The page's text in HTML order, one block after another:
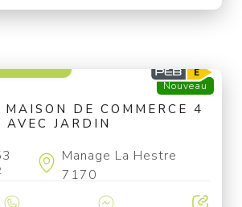
Nouveau
MAISON DE COMMERCE 4
AVEC JARDIN
Manage La Hestre
7170